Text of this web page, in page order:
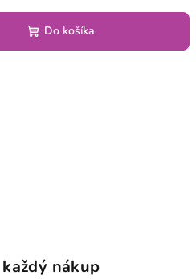
Do košíka
nákup